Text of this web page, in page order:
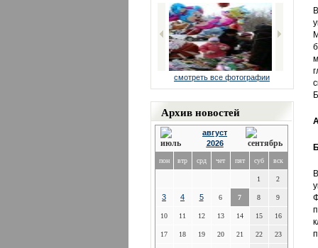
смотреть все фотографии
Архив новостей
август
2026
пон втр срд чет пят суб вск
1 2
3 4 5 6 7 8 9
10 11 12 13 14 15 16
17 18 19 20 21 22 23